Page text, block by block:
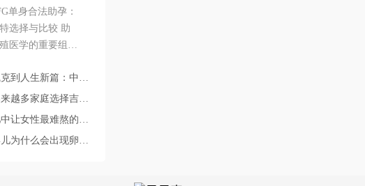
单身合法助孕：
选择与比较 助
医学的重要组成
带来了希望。然
孕的法律规定差
单身人士的需
，吉尔吉斯斯坦
中国家庭赴吉尔吉斯助孕的完整路径解析
尔吉斯助孕？比什凯克BFG医院的四个核心答案
性最难熬的事情有哪些？
么会出现卵泡发育不良？